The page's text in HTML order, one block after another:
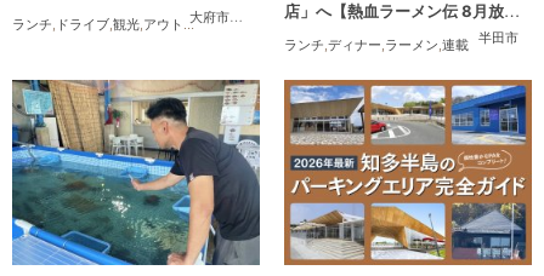
大府市
,東浦町 半田市,常滑市,美浜町,南知多町
ランチ, ドライブ,観光,アウトドア , 親子, カップル,友人
半田市
店」へ【熱血ラーメン伝 8月放
ランチ ディナー ラーメン 連載